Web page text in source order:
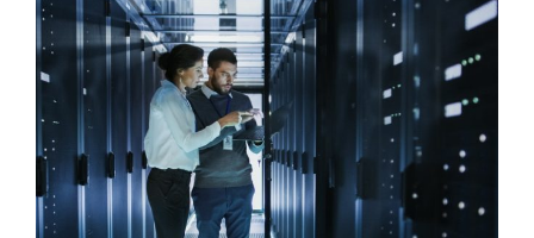
Privatë Biznes
INTERNET
TELEVIZION